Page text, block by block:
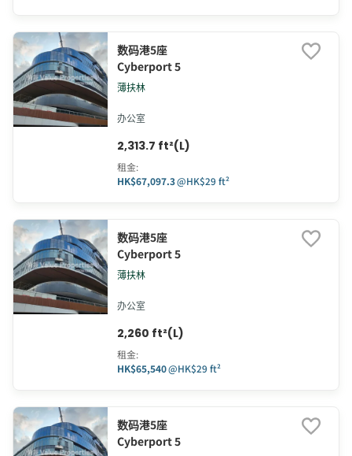
数码港5座
Cyberport 5
薄扶林
办公室
2,313.7 ft²(L)
租金:
HK$67,097.3@HK$29 ft²
数码港5座
Cyberport 5
薄扶林
办公室
2,260 ft²(L)
租金:
HK$65,540@HK$29 ft²
数码港5座
Cyberport 5